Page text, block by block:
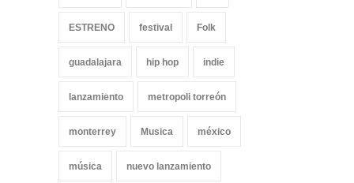
ESTRENO festival Folk
guadalajara hip hop indie
lanzamiento metropoli torreón
monterrey Musica méxico
música nuevo lanzamiento